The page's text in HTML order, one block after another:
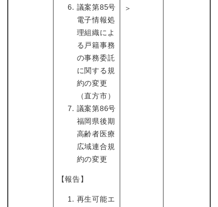
議案第85号
電子情報処
理組織によ
る戸籍事務
の事務委託
に関する規
約の変更
（直方市）
議案第86号
福岡県後期
高齢者医療
広域連合規
約の変更
【報告】
再生可能エ
＞